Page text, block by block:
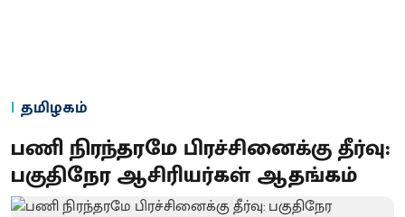
தமிழகம்
பணி நிரந்தரமே பிரச்சினைக்கு தீர்வு:
பகுதிநேர ஆசிரியர்கள் ஆதங்கம்